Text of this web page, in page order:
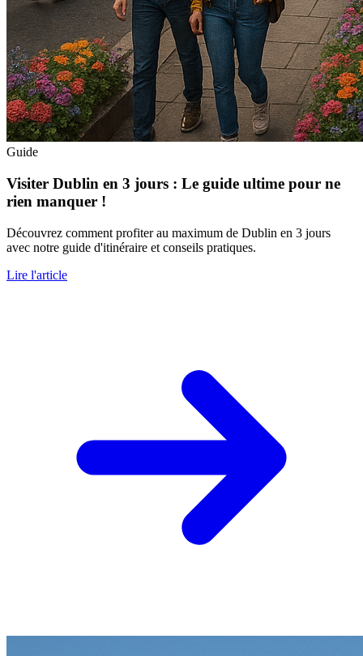
Guide
Visiter Dublin en 3 jours : Le guide ultime pour ne
rien manquer !
Découvrez comment profiter au maximum de Dublin en 3 jours
avec notre guide d'itinéraire et conseils pratiques.
Lire l'article